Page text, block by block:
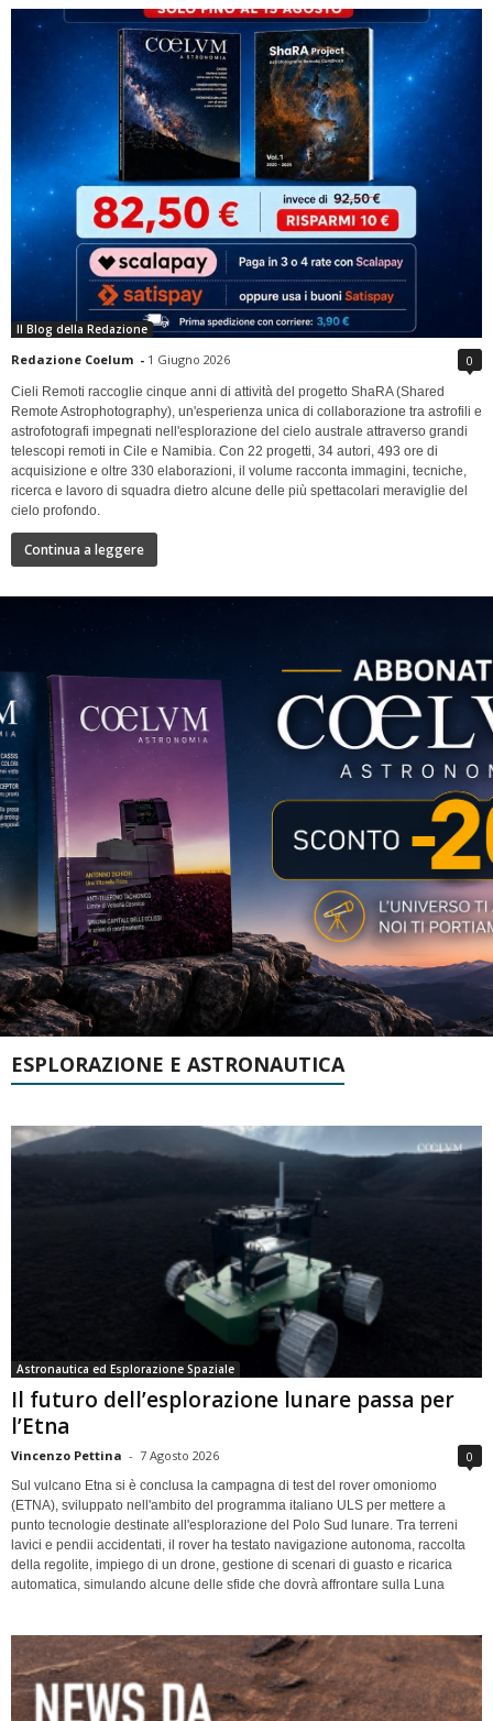
Il Blog della Redazione
Redazione Coelum - 1 Giugno 2026 0
Cieli Remoti raccoglie cinque anni di attività del progetto ShaRA (Shared
Remote Astrophotography), un'esperienza unica di collaborazione tra astrofili e
astrofotografi impegnati nell'esplorazione del cielo australe attraverso grandi
telescopi remoti in Cile e Namibia. Con 22 progetti, 34 autori, 493 ore di
acquisizione e oltre 330 elaborazioni, il volume racconta immagini, tecniche,
ricerca e lavoro di squadra dietro alcune delle più spettacolari meraviglie del
cielo profondo.
Continua a leggere
ESPLORAZIONE E ASTRONAUTICA
Astronautica ed Esplorazione Spaziale
Il futuro dell’esplorazione lunare passa per
l’Etna
Vincenzo Pettina - 7 Agosto 2026 0
Sul vulcano Etna si è conclusa la campagna di test del rover omoniomo
(ETNA), sviluppato nell'ambito del programma italiano ULS per mettere a
punto tecnologie destinate all'esplorazione del Polo Sud lunare. Tra terreni
lavici e pendii accidentati, il rover ha testato navigazione autonoma, raccolta
della regolite, impiego di un drone, gestione di scenari di guasto e ricarica
automatica, simulando alcune delle sfide che dovrà affrontare sulla Luna